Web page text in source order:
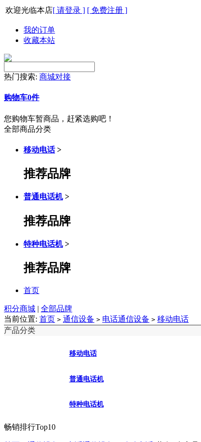
欢迎光临本店[ 请登录 ] [ 免费注册 ]
我的订单
收藏本站
热门搜索: 商城对接
购物车0件
您购物车暂商品，赶紧选购吧！
全部商品分类
移动电话 >
推荐品牌
普通电话机 >
推荐品牌
特种电话机 >
推荐品牌
首页
积分商城 | 全部品牌
当前位置: 首页 > 通信设备 > 电话通信设备 > 移动电话
产品分类
移动电话
普通电话机
特种电话机
畅销排行Top10